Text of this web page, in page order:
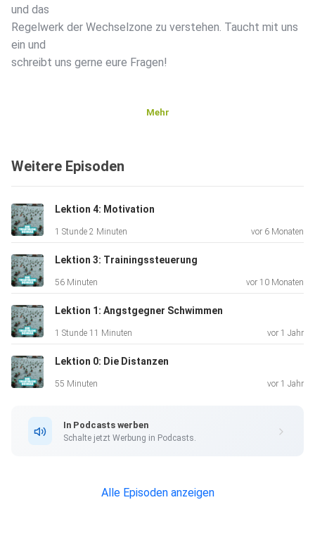
und das
Regelwerk der Wechselzone zu verstehen. Taucht mit uns
ein und
schreibt uns gerne eure Fragen!
WERBEPARTNER: KOONA45
Holt euch die Belohnung für eure Anstrengungen direkt
nach Hause
und spart mit dem Code "PLATTFUSS" direkt 10% auf
deine
Mehr
Weitere Episoden
Lektion 4: Motivation
1 Stunde 2 Minuten vor 6 Monaten
Lektion 3: Trainingssteuerung
56 Minuten vor 10 Monaten
Lektion 1: Angstgegner Schwimmen
1 Stunde 11 Minuten vor 1 Jahr
Lektion 0: Die Distanzen
55 Minuten vor 1 Jahr
In Podcasts werben
Schalte jetzt Werbung in Podcasts.
Alle Episoden anzeigen